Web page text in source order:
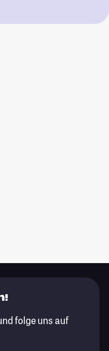
folge uns auf